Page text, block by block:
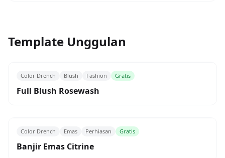
Template Unggulan
Color Drench Blush Fashion Gratis
Full Blush Rosewash
Color Drench Emas Perhiasan Gratis
Banjir Emas Citrine